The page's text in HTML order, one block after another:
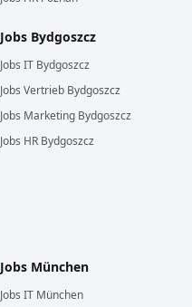
Jobs Bydgoszcz
Jobs IT Bydgoszcz
Jobs Vertrieb Bydgoszcz
Jobs Marketing Bydgoszcz
Jobs HR Bydgoszcz
Jobs München
Jobs IT München